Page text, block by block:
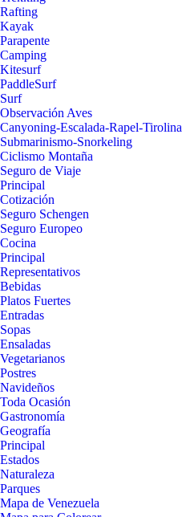
Rafting
Kayak
Parapente
Camping
Kitesurf
PaddleSurf
Surf
Observación Aves
Canyoning-Escalada-Rapel-Tirolina
Submarinismo-Snorkeling
Ciclismo Montaña
Seguro de Viaje
Principal
Cotización
Seguro Schengen
Seguro Europeo
Cocina
Principal
Representativos
Bebidas
Platos Fuertes
Entradas
Sopas
Ensaladas
Vegetarianos
Postres
Navideños
Toda Ocasión
Gastronomía
Geografía
Principal
Estados
Naturaleza
Parques
Mapa de Venezuela